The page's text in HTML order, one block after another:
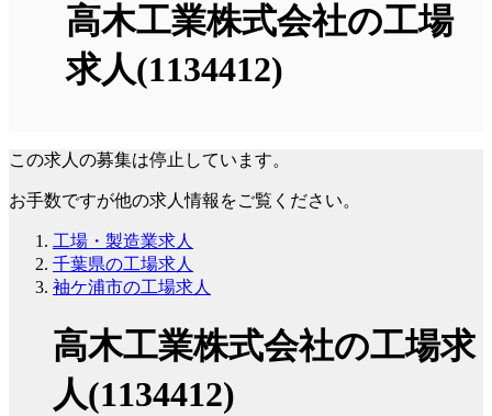
高木工業株式会社の工場
求人(1134412)
この求人の募集は停止しています。
お手数ですが他の求人情報をご覧ください。
工場・製造業求人
千葉県の工場求人
袖ケ浦市の工場求人
高木工業株式会社の工場求
人(1134412)